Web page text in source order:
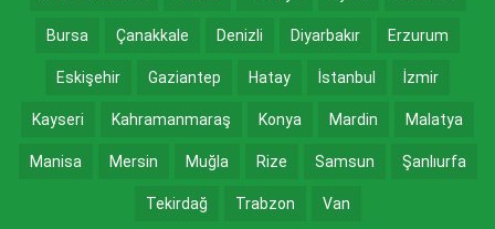
Bursa Çanakkale Denizli Diyarbakır Erzurum
Eskişehir Gaziantep Hatay İstanbul İzmir
Kayseri Kahramanmaraş Konya Mardin Malatya
Manisa Mersin Muğla Rize Samsun Şanlıurfa
Tekirdağ Trabzon Van